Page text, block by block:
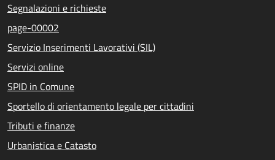
Segnalazioni e richieste
page-00002
Servizio Inserimenti Lavorativi (SIL)
Servizi online
SPID in Comune
Sportello di orientamento legale per cittadini
Tributi e finanze
Urbanistica e Catasto